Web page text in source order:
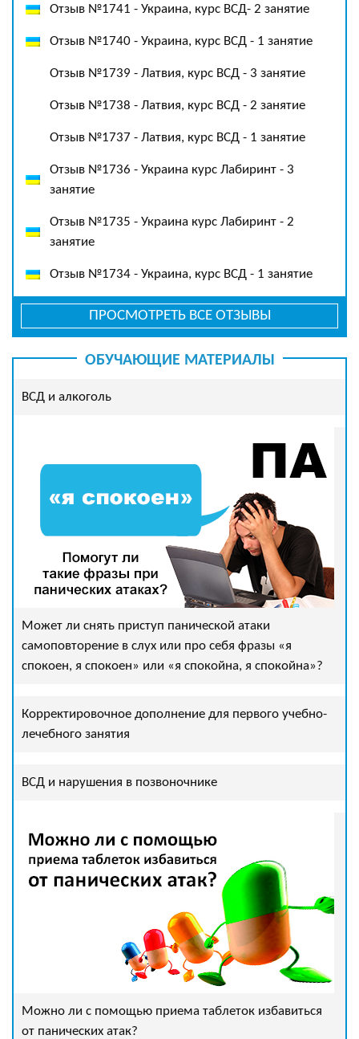
Отзыв №1741 - Украина, курс ВСД- 2 занятие
Отзыв №1740 - Украина, курс ВСД - 1 занятие
Отзыв №1739 - Латвия, курс ВСД - 3 занятие
Отзыв №1738 - Латвия, курс ВСД - 2 занятие
Отзыв №1737 - Латвия, курс ВСД - 1 занятие
Отзыв №1736 - Украина курс Лабиринт - 3
занятие
Отзыв №1735 - Украина курс Лабиринт - 2
занятие
Отзыв №1734 - Украина, курс ВСД - 1 занятие
ПРОСМОТРЕТЬ ВСЕ ОТЗЫВЫ
ОБУЧАЮЩИЕ МАТЕРИАЛЫ
ВСД и алкоголь
Может ли снять приступ панической атаки
самоповторение в слух или про себя фразы «я
спокоен, я спокоен» или «я спокойна, я спокойна»?
Корректировочное дополнение для первого учебно-
лечебного занятия
ВСД и нарушения в позвоночнике
Можно ли с помощью приема таблеток избавиться
от панических атак?